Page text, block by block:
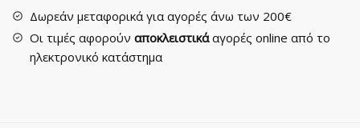
Δωρεάν μεταφορικά για αγορές άνω των 200€
Οι τιμές αφορούν αποκλειστικάαγορές online από το
ηλεκτρονικό κατάστημα